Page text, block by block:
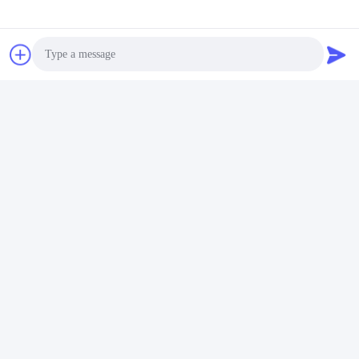
ισχύος υγρό στεγνό με
σακούλα 3000 220
Τιμή